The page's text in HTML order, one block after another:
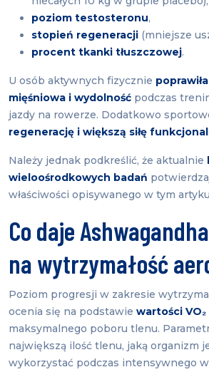
poziom testosteronu,
stopień regeneracji (mniejsze
procent tkanki tłuszczowej.
U osób aktywnych fizycznie
mięśniowa i wydolność podczas
jazdy na rowerze. Dodatkowo
regenerację i większą siłę
Należy jednak podkreślić, że aktualnie
wieloośrodkowych badań
właściwości opisywanego w tym
Co daje
na wytrzymałość
Poziom progresji w zakresie
ocenia się na podstawie wartości VO₂
maksymalnego poboru tlenu.
największą ilość tlenu, jaką organizm
wykorzystać podczas intensywnego